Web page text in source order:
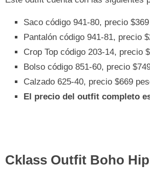
Saco código 941-80, precio
Pantalón código 941-81, precio
Crop Top código 203-14, precio
Bolso código 851-60, precio
Calzado 625-40, precio $669
El precio del outfit completo
Cklass Outfit Boho